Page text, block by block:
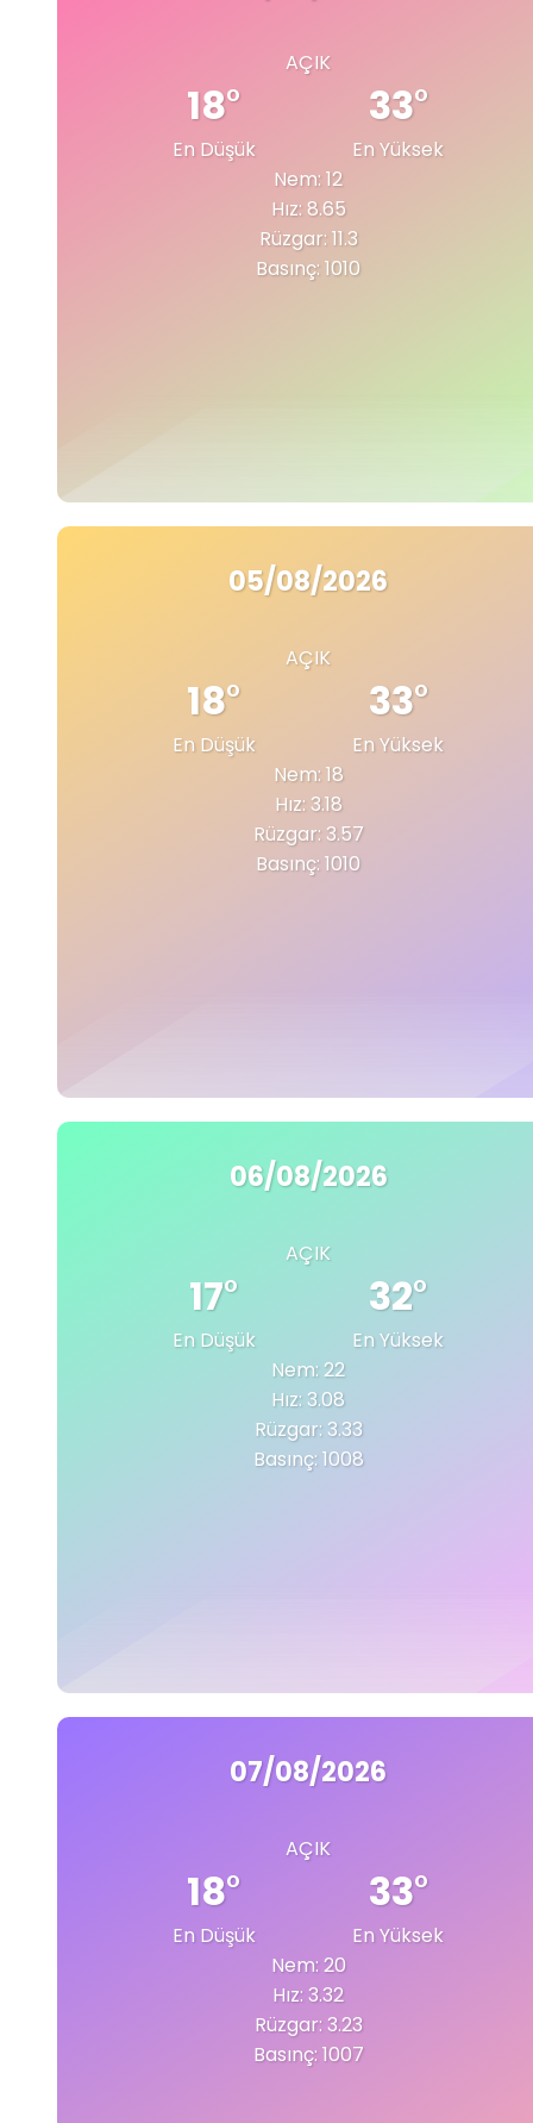
AÇIK
18°
En Düşük
33°
En Yüksek
Nem: 12
Hız: 8.65
Rüzgar: 11.3
Basınç: 1010
05/08/2026
AÇIK
18°
En Düşük
33°
En Yüksek
Nem: 18
Hız: 3.18
Rüzgar: 3.57
Basınç: 1010
06/08/2026
AÇIK
17°
En Düşük
32°
En Yüksek
Nem: 22
Hız: 3.08
Rüzgar: 3.33
Basınç: 1008
07/08/2026
AÇIK
18°
En Düşük
33°
En Yüksek
Nem: 20
Hız: 3.32
Rüzgar: 3.23
Basınç: 1007